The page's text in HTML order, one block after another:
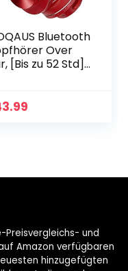
Bluetooth
Over
[Bis zu 52 Std]
Modi, HiFi
Preisvergleichs- und
Amazon verfügbaren
hinzugefügten